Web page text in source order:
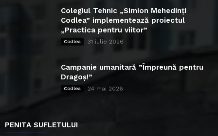
Colegiul Tehnic „Simion Mehedinți
Codlea” implementează proiectul
„Practica pentru viitor”
Codlea 31 iulie 2026
Campanie umanitară ”Împreună pentru
Dragoș!”
Codlea 24 mai 2026
PENITA SUFLETULUI